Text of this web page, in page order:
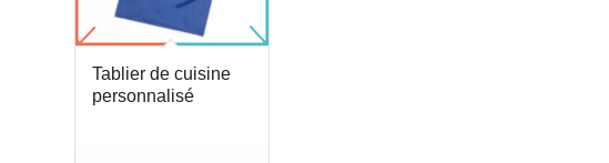
Tablier de cuisine
personnalisé